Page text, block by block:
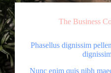
The Business
Phasellus dignissim
Nunc enim quis nibh